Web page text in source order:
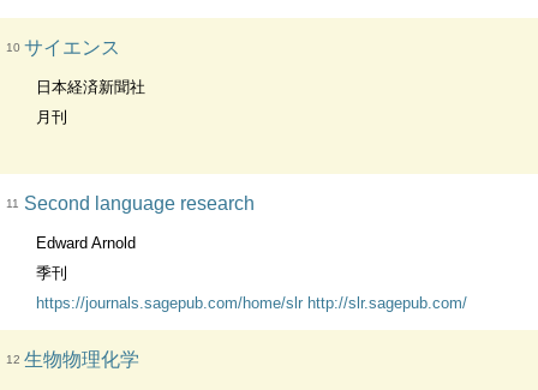
10 サイエンス
日本経済新聞社
月刊
11 Second language research
Edward Arnold
季刊
https://journals.sagepub.com/home/slr http://slr.sagepub.com/
12 生物物理化学